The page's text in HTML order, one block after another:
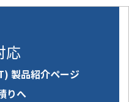
応
製品紹介ページ
りへ